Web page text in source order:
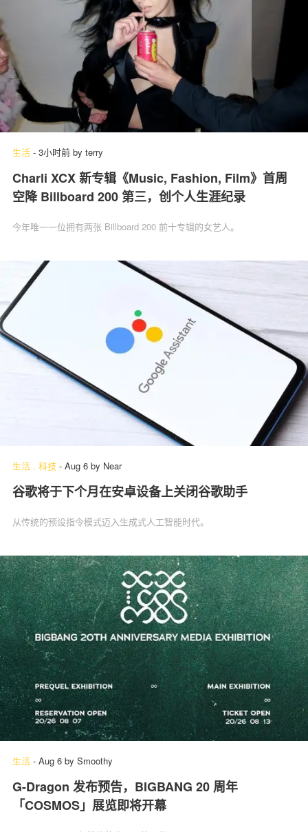
生活 - 3小时前 by terry
Charli XCX 新专辑《Music, Fashion, Film》首周
空降 Billboard 200 第三，创个人生涯纪录
今年唯一一位拥有两张 Billboard 200 前十专辑的女艺人。
生活 . 科技 - Aug 6 by Near
谷歌将于下个月在安卓设备上关闭谷歌助手
从传统的预设指令模式迈入生成式人工智能时代。
生活 - Aug 6 by Smoothy
G-Dragon 发布预告，BIGBANG 20 周年
「COSMOS」展览即将开幕